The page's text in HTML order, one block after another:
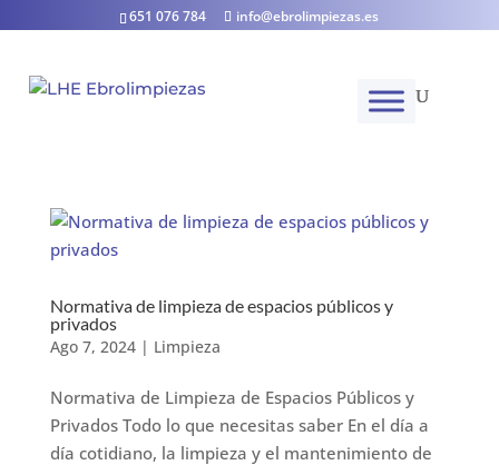
651 076 784 info@ebrolimpiezas.es
Normativa de limpieza de espacios públicos y
privados
Ago 7, 2024| Limpieza
Normativa de Limpieza de Espacios Públicos y
Privados Todo lo que necesitas saber En el día a
día cotidiano, la limpieza y el mantenimiento de